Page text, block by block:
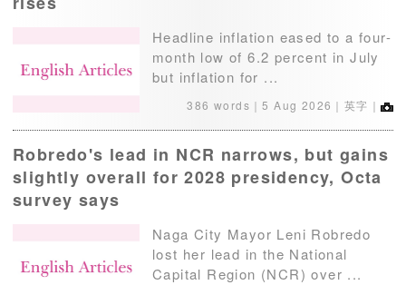
Headline inflation eased to a four-
month low of 6.2 percent in July
but inflation for ...
386 words｜5 Aug 2026 ｜英字｜
Robredo's lead in NCR narrows, but gains
slightly overall for 2028 presidency, Octa
survey says
Naga City Mayor Leni Robredo
lost her lead in the National
Capital Region (NCR) over ...